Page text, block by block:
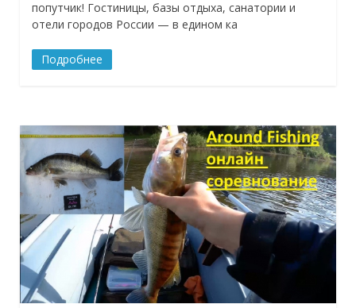
попутчик! Гостиницы, базы отдыха, санатории и
отели городов России — в едином ка
Подробнее